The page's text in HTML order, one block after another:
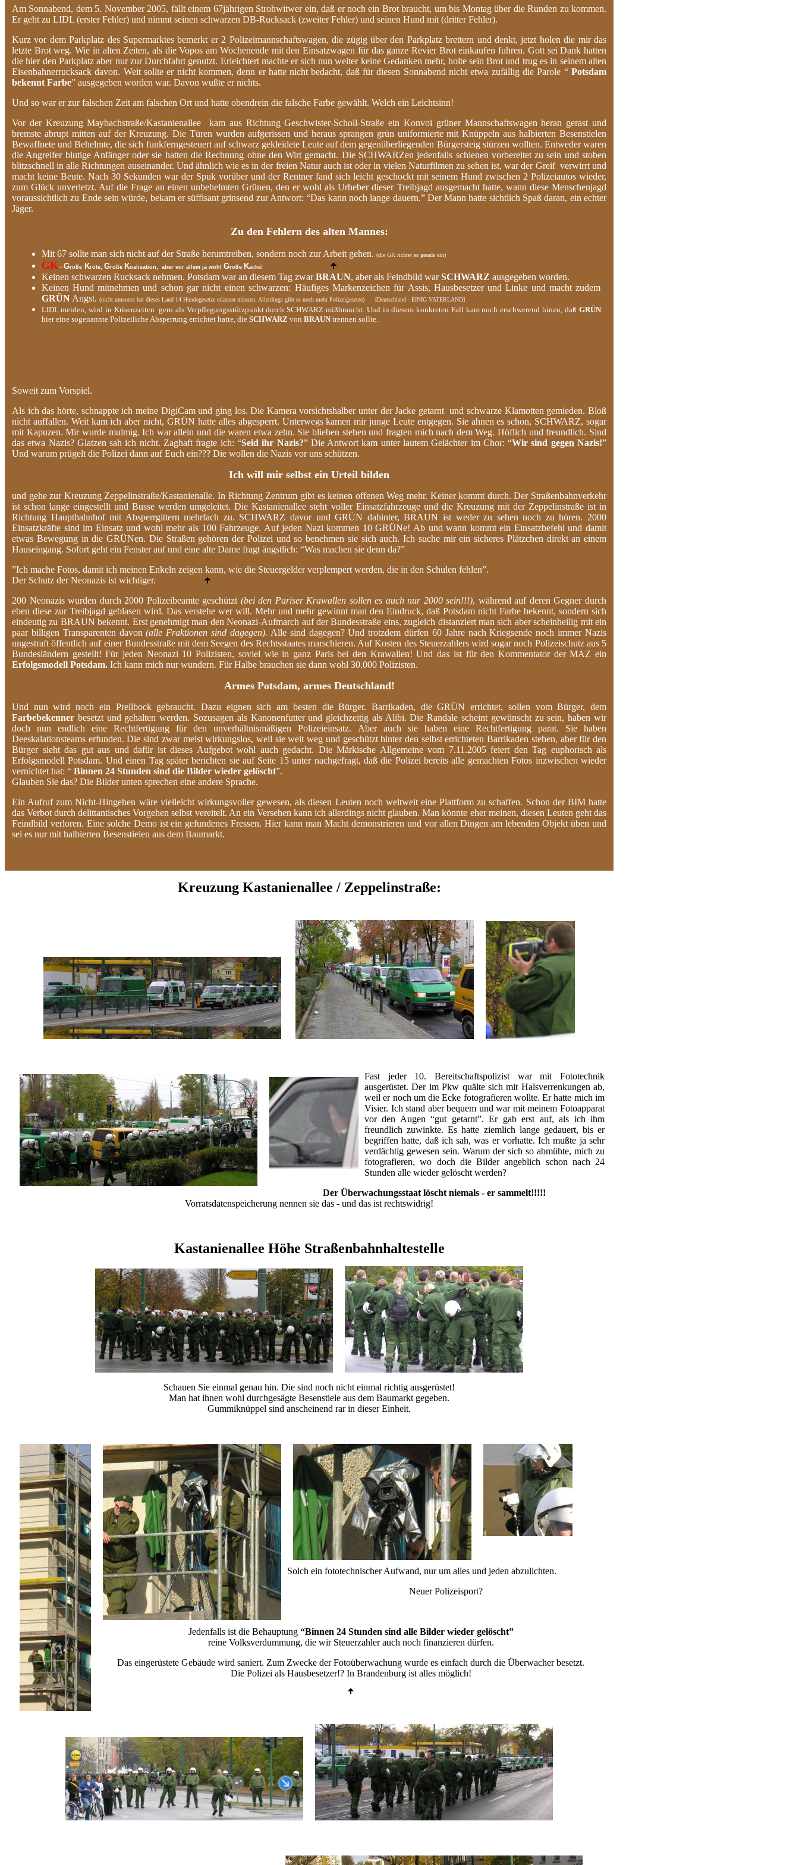
Am Sonnabend, dem 5. November 2005, fällt einem 67jährigen Strohwitwer ein, daß er noch ein Brot braucht, um bis Montag über die Runden zu kommen.
Er geht zu LIDL (erster Fehler) und nimmt seinen schwarzen DB-Rucksack (zweiter Fehler) und seinen Hund mit (dritter Fehler).
Kurz vor dem Parkplatz des Supermarktes bemerkt er 2 Polizeimannschaftswagen, die zügig über den Parkplatz brettern und denkt, jetzt holen die mir das
letzte Brot weg. Wie in alten Zeiten, als die Vopos am Wochenende mit den Einsatzwagen für das ganze Revier Brot einkaufen fuhren. Gott sei Dank hatten
die hier den Parkplatz aber nur zur Durchfahrt genutzt. Erleichtert machte er sich nun weiter keine Gedanken mehr, holte sein Brot und trug es in seinem alten
Eisenbahnerrucksack davon. Weit sollte er nicht kommen, denn er hatte nicht bedacht, daß für diesen Sonnabend nicht etwa zufällig die Parole “ Potsdam
bekennt Farbe” ausgegeben worden war. Davon wußte er nichts.
Und so war er zur falschen Zeit am falschen Ort und hatte obendrein die falsche Farbe gewählt. Welch ein Leichtsinn!
Vor der Kreuzung Maybachstraße/Kastanienallee kam aus Richtung Geschwister-Scholl-Straße ein Konvoi grüner Mannschaftswagen heran gerast und
bremste abrupt mitten auf der Kreuzung. Die Türen wurden aufgerissen und heraus sprangen grün uniformierte mit Knüppeln aus halbierten Besenstielen
Bewaffnete und Behelmte, die sich funkferngesteuert auf schwarz gekleidete Leute auf dem gegenüberliegenden Bürgersteig stürzen wollten. Entweder waren
die Angreifer blutige Anfänger oder sie hatten die Rechnung ohne den Wirt gemacht. Die SCHWARZen jedenfalls schienen vorbereitet zu sein und stoben
blitzschnell in alle Richtungen auseinander. Und ähnlich wie es in der freien Natur auch ist oder in vielen Naturfilmen zu sehen ist, war der Greif verwirrt und
macht keine Beute. Nach 30 Sekunden war der Spuk vorüber und der Rentner fand sich leicht geschockt mit seinem Hund zwischen 2 Polizeiautos wieder,
zum Glück unverletzt. Auf die Frage an einen unbehelmten Grünen, den er wohl als Urheber dieser Treibjagd ausgemacht hatte, wann diese Menschenjagd
voraussichtlich zu Ende sein würde, bekam er süffisant grinsend zur Antwort: “Das kann noch lange dauern.” Der Mann hatte sichtlich Spaß daran, ein echter
Jäger.
Zu den Fehlern des alten Mannes:
Mit 67 sollte man sich nicht auf der Straße herumtreiben, sondern noch zur Arbeit gehen. (die GK richtet es gerade ein)
GK = GroßeKröte, Große Koalisation, aber vor allem ja wohl Große Kacke!
Keinen schwarzen Rucksack nehmen. Potsdam war an diesem Tag zwarBRAUN, aber als Feindbild warSCHWARZ ausgegeben worden.
Keinen Hund mitnehmen und schon gar nicht einen schwarzen: Häufiges Markenzeichen für Assis, Hausbesetzer und Linke und macht zudem
GRÜNAngst. (nicht umsonst hat dieses Land 14 Hundegesetze erlassen müssen. Allerdings gibt es noch mehr Polizeigesetze) [Deutschland - EINIG VATERLAND]
LIDL meiden, wird in Krisenzeiten gern als Verpflegungsstützpunkt durch SCHWARZ mißbraucht. Und in diesem konkreten Fall kam noch erschwerend hinzu, daß GRÜN
hier eine sogenannte Polizeiliche Absperrung errichtet hatte, die SCHWARZ von BRAUNtrennen sollte.
Soweit zum Vorspiel.
Als ich das hörte, schnappte ich meine DigiCam und ging los. Die Kamera vorsichtshalber unter der Jacke getarnt und schwarze Klamotten gemieden. Bloß
nicht auffallen. Weit kam ich aber nicht, GRÜN hatte alles abgesperrt. Unterwegs kamen mir junge Leute entgegen. Sie ahnen es schon, SCHWARZ, sogar
mit Kapuzen. Mir wurde mulmig. Ich war allein und die waren etwa zehn. Sie blieben stehen und fragten mich nach dem Weg. Höflich und freundlich. Sind
das etwa Nazis? Glatzen sah ich nicht. Zaghaft fragte ich: “Seid ihr Nazis?” Die Antwort kam unter lautem Gelächter im Chor: “Wir sind gegen Nazis!”
Und warum prügelt die Polizei dann auf Euch ein??? Die wollen die Nazis vor uns schützen.
Ich will mir selbst ein Urteil bilden
und gehe zur Kreuzung Zeppelinstraße/Kastanienalle. In Richtung Zentrum gibt es keinen offenen Weg mehr. Keiner kommt durch. Der Straßenbahnverkehr
ist schon lange eingestellt und Busse werden umgeleitet. Die Kastanienallee steht voller Einsatzfahrzeuge und die Kreuzung mit der Zeppelinstraße ist in
Richtung Hauptbahnhof mit Absperrgittern mehrfach zu. SCHWARZ davor und GRÜN dahinter, BRAUN ist weder zu sehen noch zu hören. 2000
Einsatzkräfte sind im Einsatz und wohl mehr als 100 Fahrzeuge. Auf jeden Nazi kommen 10 GRÜNe! Ab und wann kommt ein Einsatzbefehl und damit
etwas Bewegung in die GRÜNen. Die Straßen gehören der Polizei und so benehmen sie sich auch. Ich suche mir ein sicheres Plätzchen direkt an einem
Hauseingang. Sofort geht ein Fenster auf und eine alte Dame fragt ängstlich: “Was machen sie denn da?”
”Ich mache Fotos, damit ich meinen Enkeln zeigen kann, wie die Steuergelder verplempert werden, die in den Schulen fehlen”.
Der Schutz der Neonazis ist wichtiger.
200 Neonazis wurden durch 2000 Polizeibeamte geschützt (bei den Pariser Krawallen sollen es auch nur 2000 sein!!!), während auf deren Gegner durch
eben diese zur Treibjagd geblasen wird. Das verstehe wer will. Mehr und mehr gewinnt man den Eindruck, daß Potsdam nicht Farbe bekennt, sondern sich
eindeutig zu BRAUN bekennt. Erst genehmigt man den Neonazi-Aufmarch auf der Bundesstraße eins, zugleich distanziert man sich aber scheinheilig mit ein
paar billigen Transparenten davon(alle Fraktionen sind dagegen). Alle sind dagegen? Und trotzdem dürfen 60 Jahre nach Kriegsende noch immer Nazis
ungestraft öffentlich auf einer Bundesstraße mit dem Seegen des Rechtsstaates marschieren. Auf Kosten des Steuerzahlers wird sogar noch Polizeischutz aus 5
Bundesländern gestellt! Für jeden Neonazi 10 Polizisten, soviel wie in ganz Paris bei den Krawallen! Und das ist für den Kommentator der MAZ ein
Erfolgsmodell Potsdam. Ich kann mich nur wundern. Für Halbe brauchen sie dann wohl 30.000 Polizisten.
Armes Potsdam, armes Deutschland!
Und nun wird noch ein Prellbock gebraucht. Dazu eignen sich am besten die Bürger. Barrikaden, die GRÜN errichtet, sollen vom Bürger, dem
Farbebekenner besetzt und gehalten werden. Sozusagen als Kanonenfutter und gleichzeitig als Alibi. Die Randale scheint gewünscht zu sein, haben wir
doch nun endlich eine Rechtfertigung für den unverhältnismäßigen Polizeieinsatz. Aber auch sie haben eine Rechtfertigung parat. Sie haben
Deeskalationsteams erfunden. Die sind zwar meist wirkungslos, weil sie weit weg und geschützt hinter den selbst errichteten Barrikaden stehen, aber für den
Bürger sieht das gut aus und dafür ist dieses Aufgebot wohl auch gedacht. Die Märkische Allgemeine vom 7.11.2005 feiert den Tag euphorisch als
Erfolgsmodell Potsdam. Und einen Tag später berichten sie auf Seite 15 unter nachgefragt, daß die Polizei bereits alle gemachten Fotos inzwischen wieder
vernichtet hat: “ Binnen 24 Stunden sind die Bilder wieder gelöscht”.
Glauben Sie das? Die Bilder unten sprechen eine andere Sprache.
Ein Aufruf zum Nicht-Hingehen wäre vielleicht wirkungsvoller gewesen, als diesen Leuten noch weltweit eine Plattform zu schaffen. Schon der BIM hatte
das Verbot durch delittantisches Vorgehen selbst vereitelt. An ein Versehen kann ich allerdings nicht glauben. Man könnte eher meinen, diesen Leuten geht das
Feindbild verloren. Eine solche Demo ist ein gefundenes Fressen. Hier kann man Macht demonstrieren und vor allen Dingen am lebenden Objekt üben und
sei es nur mit halbierten Besenstielen aus dem Baumarkt.
Kreuzung Kastanienallee / Zeppelinstraße:
Fast jeder 10. Bereitschaftspolizist war mit Fototechnik
ausgerüstet. Der im Pkw quälte sich mit Halsverrenkungen ab,
weil er noch um die Ecke fotografieren wollte. Er hatte mich im
Visier. Ich stand aber bequem und war mit meinem Fotoapparat
vor den Augen “gut getarnt”. Er gab erst auf, als ich ihm
freundlich zuwinkte. Es hatte ziemlich lange gedauert, bis er
begriffen hatte, daß ich sah, was er vorhatte. Ich mußte ja sehr
verdächtig gewesen sein. Warum der sich so abmühte, mich zu
fotografieren, wo doch die Bilder angeblich schon nach 24
Stunden alle wieder gelöscht werden?
Der Überwachungsstaat löscht niemals - er sammelt!!!!!
Vorratsdatenspeicherung nennen sie das - und das ist rechtswidrig!
Kastanienallee Höhe Straßenbahnhaltestelle
Schauen Sie einmal genau hin. Die sind noch nicht einmal richtig ausgerüstet!
Man hat ihnen wohl durchgesägte Besenstiele aus dem Baumarkt gegeben.
Gummiknüppel sind anscheinend rar in dieser Einheit.
Solch ein fototechnischer Aufwand, nur um alles und jeden abzulichten.
Neuer Polizeisport?
Jedenfalls ist die Behauptung “Binnen 24 Stunden sind alle Bilder wieder gelöscht”
reine Volksverdummung, die wir Steuerzahler auch noch finanzieren dürfen.
Das eingerüstete Gebäude wird saniert. Zum Zwecke der Fotoüberwachung wurde es einfach durch die Überwacher besetzt.
Die Polizei als Hausbesetzer!? In Brandenburg ist alles möglich!